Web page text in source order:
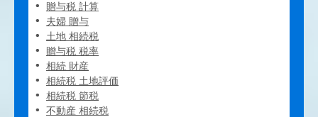
贈与税 計算
夫婦 贈与
土地 相続税
贈与税 税率
相続 財産
相続税 土地評価
相続税 節税
不動産 相続税